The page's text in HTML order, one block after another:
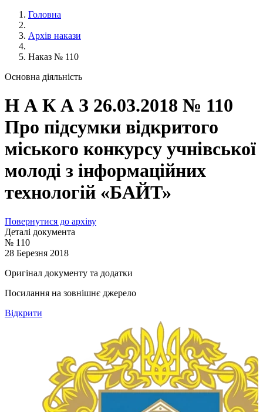
Головна
Архів накази
Наказ № 110
Основна діяльність
Н А К А З 26.03.2018 № 110
Про підсумки відкритого
міського конкурсу учнівської
молоді з інформаційних
технологій «БАЙТ»
Повернутися до архіву
Деталі документа
№ 110
28 Березня 2018
Оригінал документу та додатки
Посилання на зовнішнє джерело
Відкрити